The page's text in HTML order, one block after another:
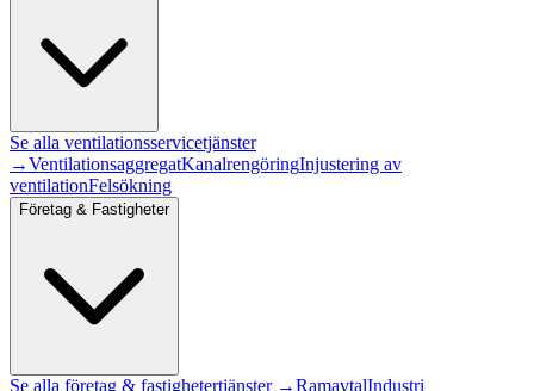
Se alla ventilationsservicetjänster
→VentilationsaggregatKanalrengöringInjustering av
ventilationFelsökning
Företag & Fastigheter
Se alla företag & fastighetertjänster →RamavtalIndustri